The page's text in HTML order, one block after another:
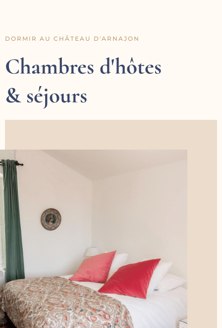
DORMIR AU CHÂTEAU D'ARNAJON
Chambres d'hôtes
& séjours